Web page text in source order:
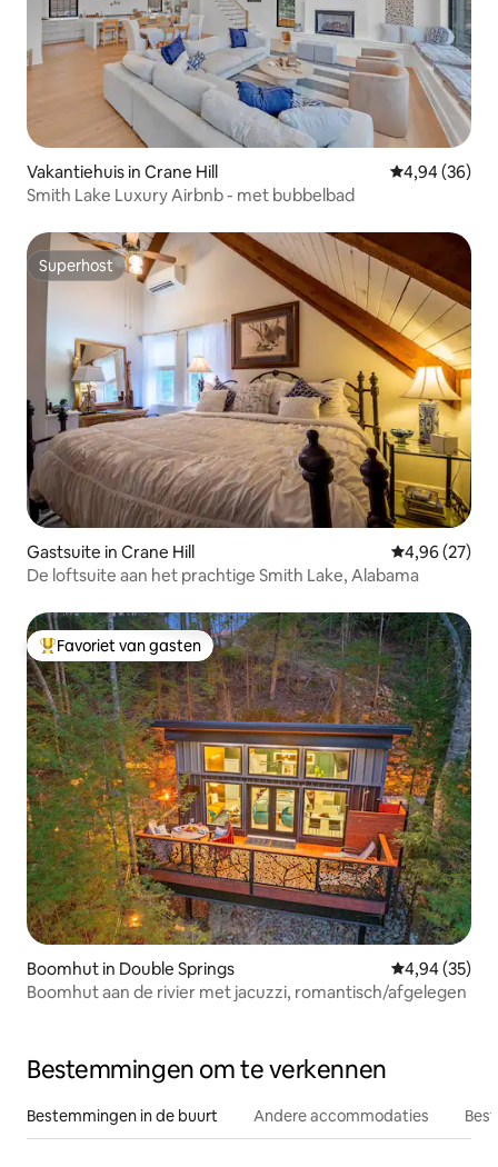
Vakantiehuis in Crane Hill Gemiddelde
4,94 (36)
Smith Lake Luxury Airbnb - met bubbelbad
Superhost
Superhost
Gastsuite in Crane Hill Gemiddelde
4,96 (27)
De loftsuite aan het prachtige Smith Lake, Alabama
Topfavoriet van gasten
Favoriet van gasten
Boomhut in Double Springs Gemiddelde
4,94 (35)
Boomhut aan de rivier met jacuzzi, romantisch/afgelegen
Bestemmingen om te verkennen
Bestemmingen in de buurt Andere accommodaties